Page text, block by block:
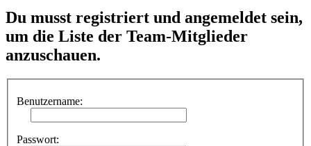
Du musst registriert und angemeldet sein,
um die Liste der Team-Mitglieder
anzuschauen.
Benutzername:
Passwort: